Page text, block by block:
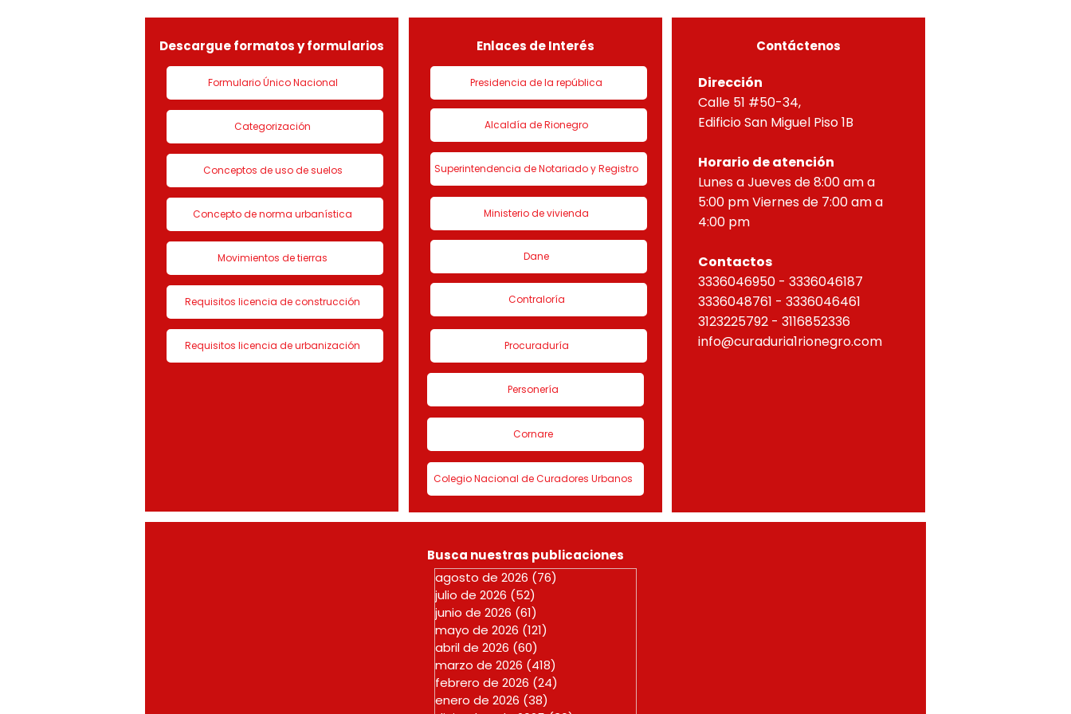
LICENCIA DE CON
de urbanización 1 denominado
HORIZONTAL, correspondien
Descargue formatos y formularios
Formulario Único Nacional
Categorización
Conceptos de uso de suelos
Concepto de norma urbanística
Movimientos de tierras
Requisitos licencia de construcción
Requisitos licencia de urbanización
Enlaces de Interés
Presidencia de la república
Alcaldía de Rionegro
Superintendencia de Notariado y Registro
Ministerio de vivienda
Dane
Contraloría
Procuraduría
Personería
Cornare
Colegio Nacional de Curadores Urbanos
Contáctenos
Dirección
Calle 51 #50-34,
Edificio San Miguel Piso 1B
Horario de atención
Lunes a Jueves de 8:00 am a
5:00 pm Viernes de 7:00 am a
4:00 pm
Contactos
3336046950 - 3336046187
3336048761 - 3336046461
3123225792 - 3116852336
info@curaduria1rionegro.com
Busca nuestras publicaciones
agosto de 2026 (76)
julio de 2026 (52)
junio de 2026 (61)
mayo de 2026 (121)
abril de 2026 (60)
marzo de 2026 (418)
febrero de 2026 (24)
enero de 2026 (38)